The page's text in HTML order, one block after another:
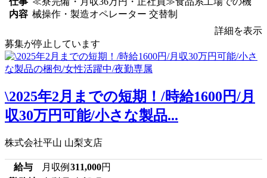
内容 械操作・製造オペレーター 交替制
詳細を表示
募集が停止しています
\2025年2月までの短期！/時給1600円/月
収30万円可能/小さな製品...
株式会社平山 山梨支店
給与 月収例 311,000円